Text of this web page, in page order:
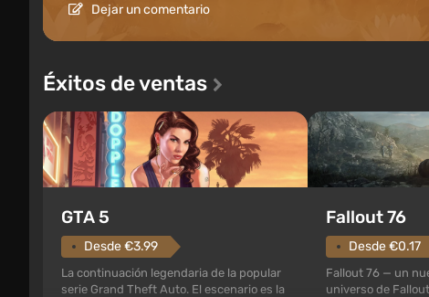
Dejar un comentario
Éxitos de ventas
GTA 5
Desde €3.99
La continuación legendaria de la popular
serie Grand Theft Auto. El escenario es la
Fallout 76
Desde €0.17
Fallout 76 — un
universo de